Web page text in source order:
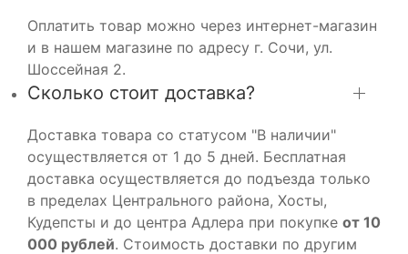
Оплатить товар можно через интернет-магазин
и в нашем магазине по адресу г. Сочи, ул.
Шоссейная 2.
Сколько стоит доставка?
Доставка товара со статусом "В наличии"
осуществляется от 1 до 5 дней. Бесплатная
доставка осуществляется до подъезда только
в пределах Центрального района, Хосты,
Кудепсты и до центра Адлера при покупке от 10
000 рублей. Стоимость доставки по другим